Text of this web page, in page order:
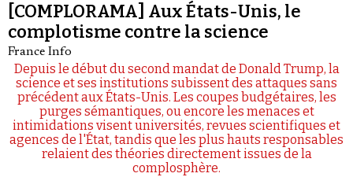
[COMPLORAMA] Aux États-Unis, le
complotisme contre la science
France Info
Depuis le début du second mandat de Donald Trump, la
science et ses institutions subissent des attaques sans
précédent aux États-Unis. Les coupes budgétaires, les
purges sémantiques, ou encore les menaces et
intimidations visent universités, revues scientifiques et
agences de l'État, tandis que les plus hauts responsables
relaient des théories directement issues de la
complosphère.